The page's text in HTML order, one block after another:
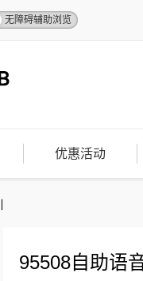
无障碍辅助浏览
优惠活动
95508自助语